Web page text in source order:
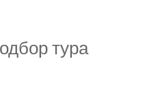
тура